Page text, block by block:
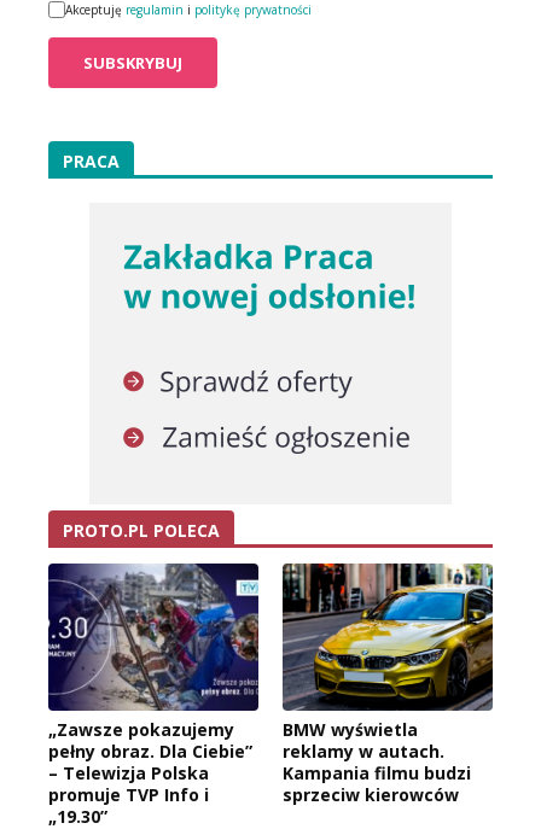
Akceptuję regulamin i politykę prywatności
PRACA
PROTO.PL POLECA
„Zawsze pokazujemy
pełny obraz. Dla Ciebie”
– Telewizja Polska
promuje TVP Info i
„19.30”
BMW wyświetla
reklamy w autach.
Kampania filmu budzi
sprzeciw kierowców